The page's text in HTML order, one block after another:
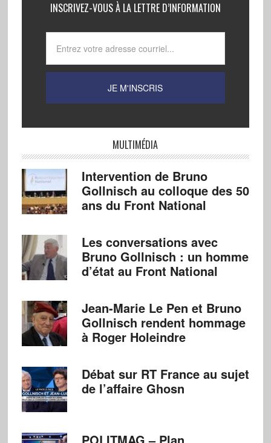
INSCRIVEZ-VOUS À LA LETTRE D’INFORMATION
MULTIMÉDIA
Intervention de Bruno
Gollnisch au colloque des 50
ans du Front National
Les conversations avec
Bruno Gollnisch : un homme
d’état au Front National
Jean-Marie Le Pen et Bruno
Gollnisch rendent hommage
à Roger Holeindre
Débat sur RT France au sujet
de l’affaire Ghosn